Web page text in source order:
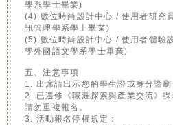
學系學士畢業)
(4) 數位時尚設計中心 / 使用者研究
訊管理學系學士畢業)
(5) 數位時尚設計中心 / 使用者體驗
學外國語文學系學士畢業)
五、注意事項
1. 出席請出示您的學生證或身分證刷
2. 已選修《職涯探索與產業交流》
請勿重複報名。
3. 活動報名停權規定：